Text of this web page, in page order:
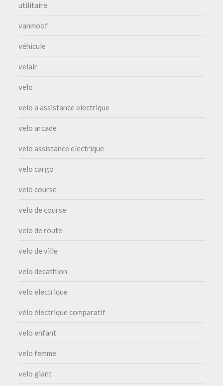
utilitaire
vanmoof
véhicule
velair
velo
velo a assistance electrique
velo arcade
velo assistance electrique
velo cargo
velo course
velo de course
velo de route
velo de ville
velo decathlon
velo electrique
vélo électrique comparatif
velo enfant
velo femme
velo giant